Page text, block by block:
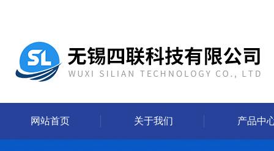
网站首页 关于我们 产品中